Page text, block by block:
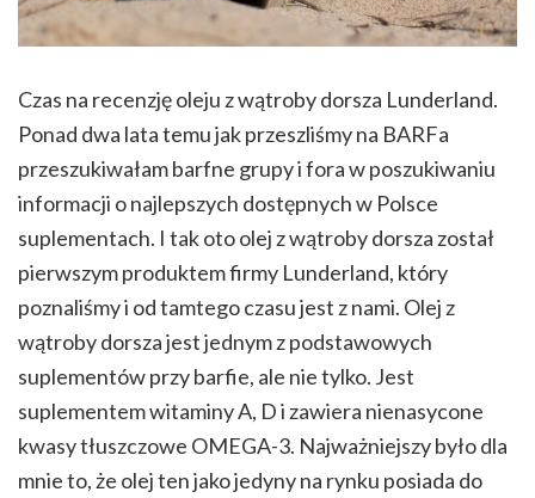
Czas na recenzję oleju z wątroby dorsza Lunderland.
Ponad dwa lata temu jak przeszliśmy na BARFa
przeszukiwałam barfne grupy i fora w poszukiwaniu
informacji o najlepszych dostępnych w Polsce
suplementach. I tak oto olej z wątroby dorsza został
pierwszym produktem firmy Lunderland, który
poznaliśmy i od tamtego czasu jest z nami. Olej z
wątroby dorsza jest jednym z podstawowych
suplementów przy barfie, ale nie tylko. Jest
suplementem witaminy A, D i zawiera nienasycone
kwasy tłuszczowe OMEGA-3. Najważniejszy było dla
mnie to, że olej ten jako jedyny na rynku posiada do